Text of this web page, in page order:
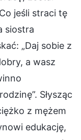
jeśli straci tę
siostra
„Daj sobie z
a wasz
Słysząc
z mężem
edukację,